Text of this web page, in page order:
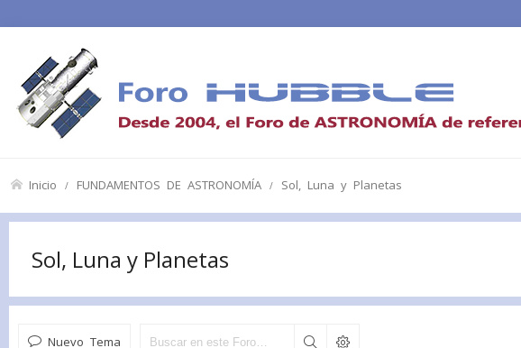
Inicio FUNDAMENTOS DE ASTRONOMÍA Sol, Luna y Planetas
Sol, Luna y Planetas
Nuevo Tema